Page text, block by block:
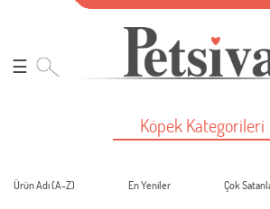
☰
Köpek Kategorileri
Ürün Adı (A-Z) En Yeniler Çok